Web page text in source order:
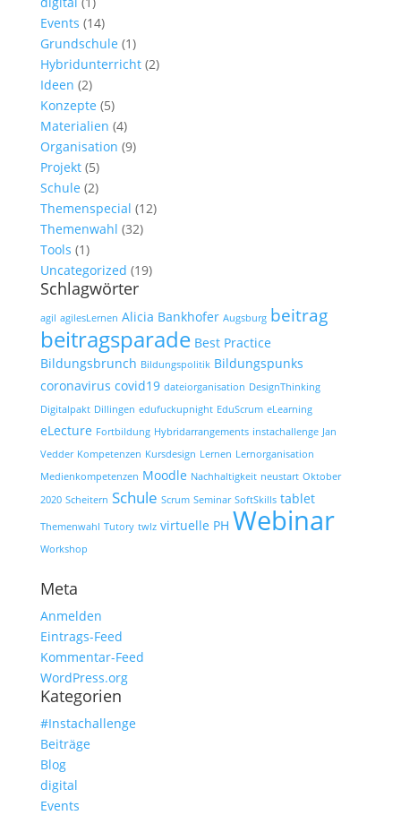
Events (14)
Grundschule (1)
Hybridunterricht(2)
Ideen (2)
Konzepte (5)
Materialien (4)
Organisation (9)
Projekt(5)
Schule (2)
Themenspecial (12)
Themenwahl (32)
Tools (1)
Uncategorized (19)
Schlagwörter
agil agilesLernen Alicia Bankhofer Augsburg beitrag
beitragsparade Best Practice
Bildungsbrunch Bildungspolitik Bildungspunks
coronavirus covid19 dateiorganisation DesignThinking
Digitalpakt Dillingen edufuckupnight EduScrum eLearning
eLecture Fortbildung Hybridarrangements instachallenge Jan
Vedder Kompetenzen Kursdesign Lernen Lernorganisation
Medienkompetenzen Moodle Nachhaltigkeit neustart Oktober
2020 Scheitern Schule Scrum Seminar SoftSkills tablet
Themenwahl Tutory twlz virtuelle PH Webinar
Workshop
Meta
Anmelden
Eintrags-Feed
Kommentar-Feed
WordPress.org
Kategorien
#Instachallenge
Beiträge
Blog
digital
Events